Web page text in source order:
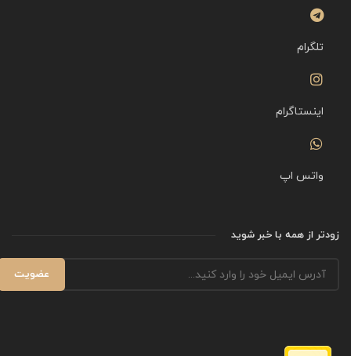
تلگرام
اینستاگرام
واتس اپ
زودتر از همه با خبر شوید